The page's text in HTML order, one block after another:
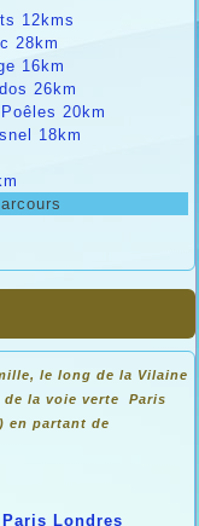
12kms
28km
16km
26km
20km
18km
le long de la Vilaine
de la voie verte Paris
en partant de
Londres